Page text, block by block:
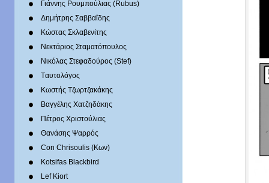
Γιάννης Ρουμπούλιας (Rubus)
Δημήτρης Σαββαΐδης
Κώστας Σκλαβενίτης
Νεκτάριος Σταματόπουλος
Νικόλας Στεφαδούρος (Stef)
Tαυτολόγος
Κωστής Τζωρτζακάκης
Βαγγέλης Χατζηδάκης
Πέτρος Χριστούλιας
Θανάσης Ψαρρός
Con Chrisoulis (Κων)
Kotsifas Blackbird
Lef Kiort